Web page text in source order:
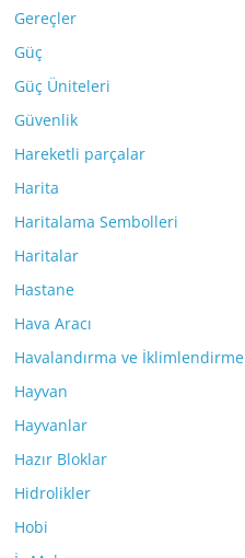
Gereçler
Güç
Güç Üniteleri
Güvenlik
Hareketli parçalar
Harita
Haritalama Sembolleri
Haritalar
Hastane
Hava Aracı
Havalandırma ve İklimlendirme
Hayvan
Hayvanlar
Hazır Bloklar
Hidrolikler
Hobi